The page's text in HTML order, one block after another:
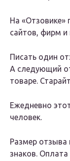
На «Отзовике»
сайтов, фирм и
Писать один
А следующий
товаре.
Ежедневно
человек.
Размер отзыва
знаков.